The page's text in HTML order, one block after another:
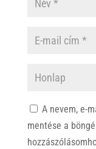
A nevem, e-
mentése a